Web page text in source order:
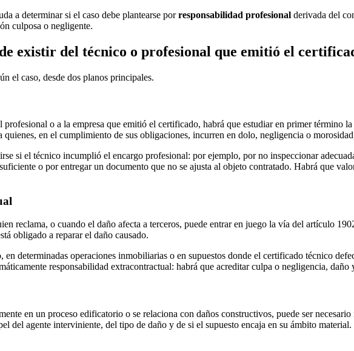
a determinar si el caso debe plantearse porresponsabilidad profesional derivada del
culposa o negligente.
existir del técnico o profesional que emitió el
el caso, desde dos planos principales.
o a la empresa que emitió el certificado, habrá que estudiar en primer término la
en el cumplimiento de sus obligaciones, incurren en dolo, negligencia o
si el técnico incumplió el encargo profesional: por ejemplo, por no inspeccionar
o por entregar un documento que no se ajusta al objeto contratado. Habrá que
reclama, o cuando el daño afecta a terceros, puede entrar en juego la vía del artículo
obligado a reparar el daño causado.
en determinadas operaciones inmobiliarias o en supuestos donde el certificado técnico
responsabilidad extracontractual: habrá que acreditar culpa o negligencia, daño
en un proceso edificatorio o se relaciona con daños constructivos, puede ser necesario
del agente interviniente, del tipo de daño y de si el supuesto encaja en su ámbito